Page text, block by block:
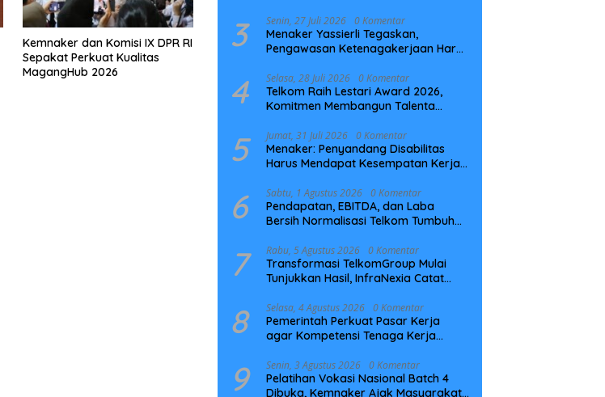
Kemnaker dan Komisi IX DPR RI
Sepakat Perkuat Kualitas
MagangHub 2026
NCC
3 Senin, 27 Juli 2026 0 Komentar
Menaker Yassierli Tegaskan,
Pengawasan Ketenagakerjaan Harus
4 Selasa, 28 Juli 2026 0 Komentar
Telkom Raih Lestari Award 2026,
Komitmen Membangun Talenta
5 Jumat, 31 Juli 2026 0 Komentar
Menaker: Penyandang Disabilitas
Harus Mendapat Kesempatan Kerja
6 Sabtu, 1 Agustus 2026 0 Komentar
Pendapatan, EBITDA, dan Laba
Bersih Normalisasi Telkom Tumbuh
7 Rabu, 5 Agustus 2026 0 Komentar
Transformasi TelkomGroup Mulai
Tunjukkan Hasil, InfraNexia Catat
Digital Nasional
8 Selasa, 4 Agustus 2026 0 Komentar
Pemerintah Perkuat Pasar Kerja
agar Kompetensi Tenaga Kerja
9 Senin, 3 Agustus 2026 0 Komentar
Pelatihan Vokasi Nasional Batch 4
Dibuka, Kemnaker Ajak Masyarakat